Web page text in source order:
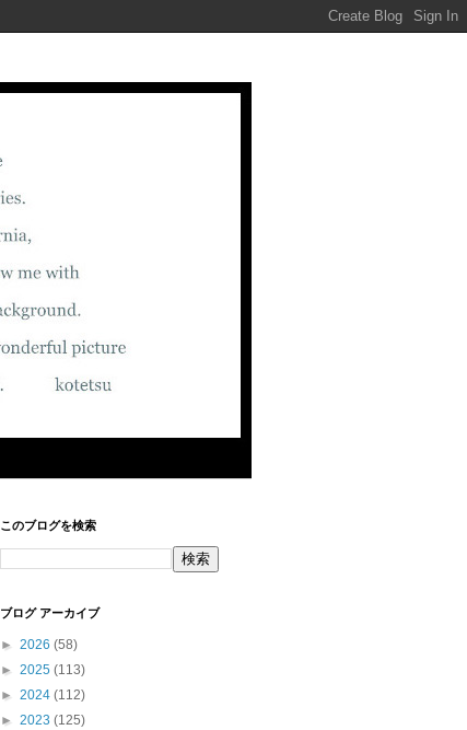
このブログを検索
ブログ アーカイブ
► 2026 (58)
► 2025 (113)
► 2024 (112)
► 2023 (125)